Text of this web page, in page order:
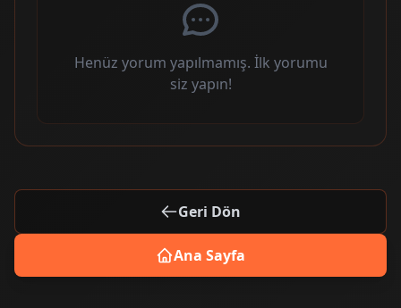
Henüz yorum yapılmamış. İlk yorumu
siz yapın!
Geri Dön
Ana Sayfa